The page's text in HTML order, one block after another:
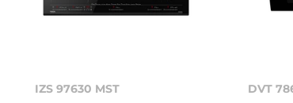
IZS 97630 MST
DVT